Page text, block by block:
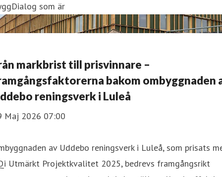
som är
markbrist till prisvinnare –
bakom ombyggnaden
reningsverk i Luleå
Maj 2026 07:00
av Uddebo reningsverk i Luleå, som prisats
Utmärkt Projektkvalitet 2025, bedrevs framgångsrikt